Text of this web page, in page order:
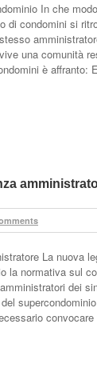
In che
di condomini si
una comunità
è
La nuova
la normativa sul
dei